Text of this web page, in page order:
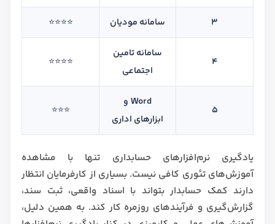
3 سامانه مودیان ⭐⭐⭐⭐
4
سامانه تامین
اجتماعی
⭐⭐⭐⭐
5
Word و
ابزارهای اداری
⭐⭐⭐
یادگیری نرم‌افزارهای حسابداری تنها با مشاهده
آموزش‌های تئوری کافی نیست. بسیاری از کارفرمایان انتظار
دارند کمک حسابدار بتواند با اسناد واقعی، ثبت سند،
گزارش‌گیری و فرآیندهای روزمره کار کند. به همین دلیل،